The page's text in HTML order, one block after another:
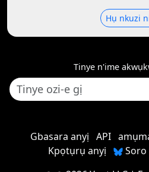
Hụ nkuzi
Tinye n'ime
Gbasara anyị API
Kpọtụrụ anyị
Soro